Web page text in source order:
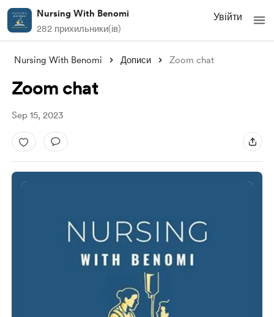
Nursing With Benomi
282 прихильники(ів)
Увійти
Nursing With Benomi Дописи Zoom chat
Zoom chat
Sep 15, 2023